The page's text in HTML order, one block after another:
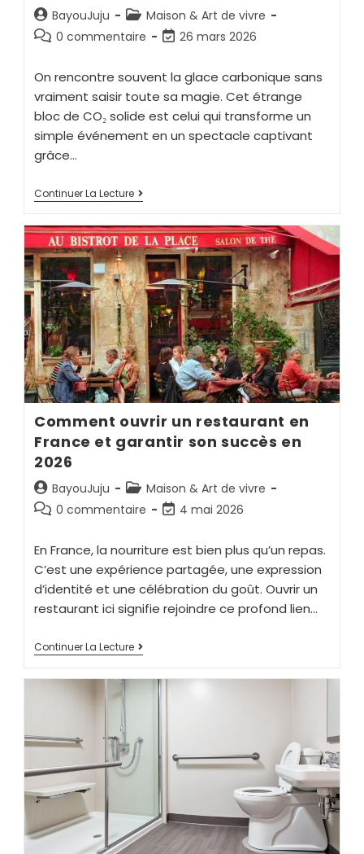
BayouJuju
Maison & Art de vivre
0 commentaire
26 mars 2026
On rencontre souvent la glace carbonique sans
vraiment saisir toute sa magie. Cet étrange
bloc de CO₂ solide est celui qui transforme un
simple événement en un spectacle captivant
grâce…
Continuer La Lecture
Comment ouvrir un restaurant en
France et garantir son succès en
2026
BayouJuju
Maison & Art de vivre
0 commentaire
4 mai 2026
En France, la nourriture est bien plus qu’un repas.
C’est une expérience partagée, une expression
d’identité et une célébration du goût. Ouvrir un
restaurant ici signifie rejoindre ce profond lien…
Continuer La Lecture